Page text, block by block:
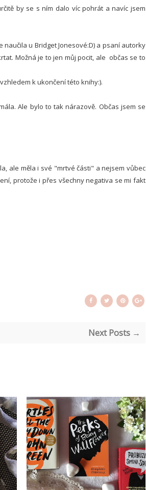
by se s ním dalo víc pohrát a navíc jsem
u Bridget Jonesové:D) a psaní autorky
Možná je to jen můj pocit, ale občas se to
k ukončení této knihy:).
Ale bylo to tak nárazově. Občas jsem se
ale měla i své "mrtvé části" a nejsem vůbec
protože i přes všechny negativa se mi fakt
Next Posts →